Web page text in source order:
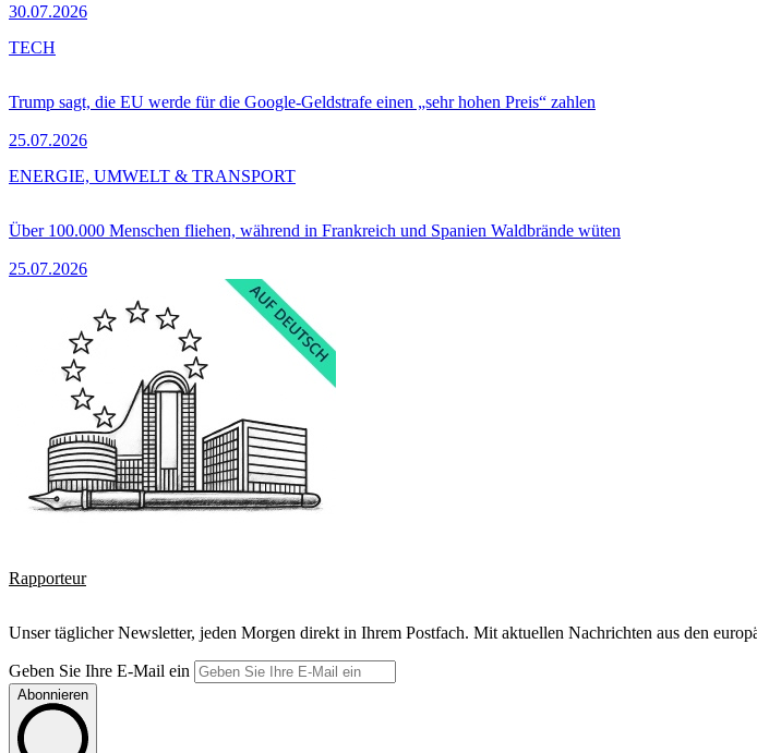
30.07.2026
Trump sagt, die EU werde für die Google-Geldstrafe einen „sehr hohen Preis“ zahlen
25.07.2026
TECH
Über 100.000 Menschen fliehen, während in Frankreich und Spanien Waldbrände wüten
25.07.2026
ENERGIE, UMWELT & TRANSPORT
Rapporteur
Unser täglicher Newsletter, jeden Morgen direkt in Ihrem Postfach. Mit aktuellen Nachrichten aus den
Geben Sie Ihre E-Mail ein
Abonnieren